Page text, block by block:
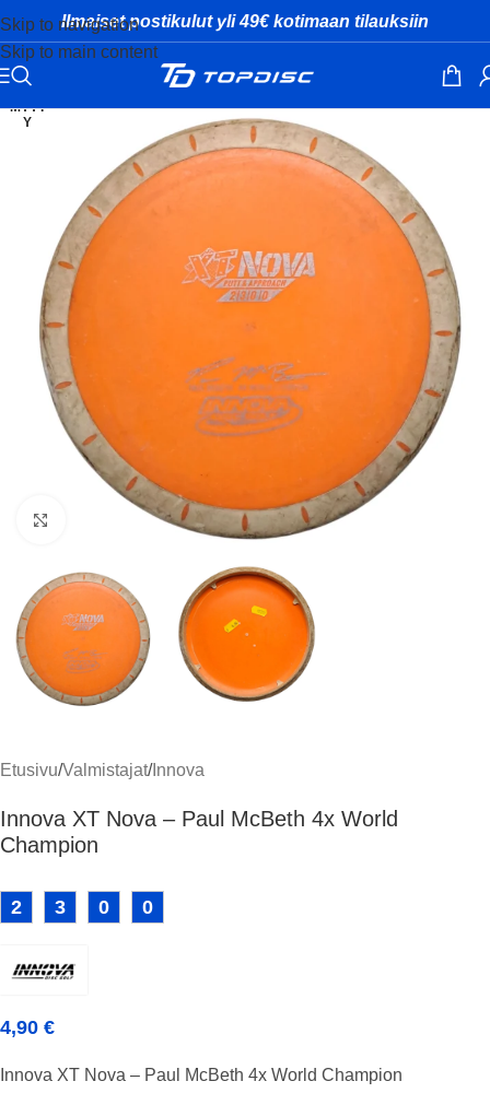
Skip to navigation
Skip to main content
Ilmaiset postikulut yli 49€ kotimaan tilauksiin
MYYT
Y
Klikkaa suuremmaksi
Etusivu/Valmistajat/Innova
Innova XT Nova – Paul McBeth 4x World
Champion
2 3 0 0
4,90 €
Innova XT Nova – Paul McBeth 4x World Champion